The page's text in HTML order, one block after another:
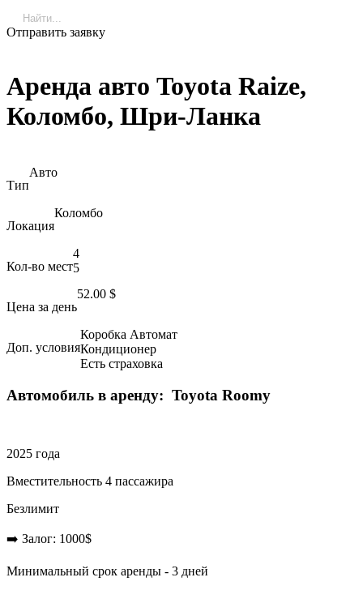
Отправить заявку
Аренда авто Toyota Raize,
Коломбо, Шри-Ланка
Тип
Авто
Локация
Коломбо
Кол-во мест
4
5
Цена за день
$
52.00
Доп. условия
Коробка Автомат
Кондиционер
Есть страховка
Автомобиль в аренду: Toyota Roomy
2025 года
Вместительность 4 пассажира
Безлимит
➡️ Залог: 1000$
Минимальный срок аренды - 3 дней